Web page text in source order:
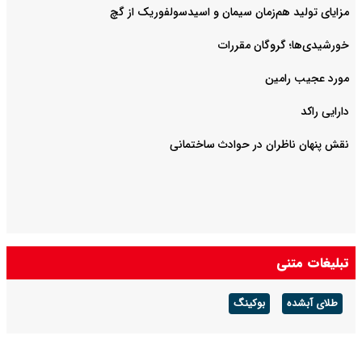
مزایای تولید هم‌زمان سیمان و اسیدسولفوریک از گچ
خورشیدی‌ها؛ گروگان مقررات
مورد عجیب رامین
دارایی راکد
نقش پنهان ناظران در حوادث ساختمانی
تبلیغات متنی
طلای آبشده بوکینگ